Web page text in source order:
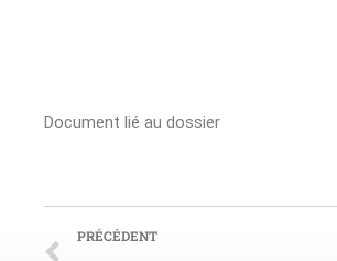
Document lié au dossier
PRÉCÉDENT